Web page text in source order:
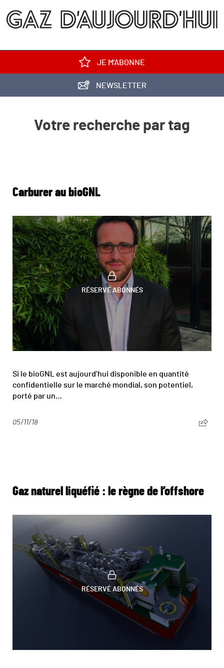
JE M'ABONNE
NEWSLETTER
Votre recherche par tag
Carburer au bioGNL
RÉSERVÉ ABONNÉS
Si le bioGNL est aujourd’hui disponible en quantité
confidentielle sur le marché mondial, son potentiel,
porté par un…
05/11/18
Gaz naturel liquéfié : le règne de l’offshore
RÉSERVÉ ABONNÉS